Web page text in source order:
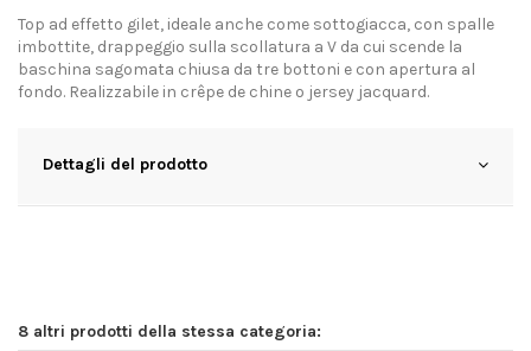
Top ad effetto gilet, ideale anche come sottogiacca, con spalle
imbottite, drappeggio sulla scollatura a V da cui scende la
baschina sagomata chiusa da tre bottoni e con apertura al
fondo. Realizzabile in crêpe de chine o jersey jacquard.
Dettagli del prodotto
8 altri prodotti della stessa categoria: